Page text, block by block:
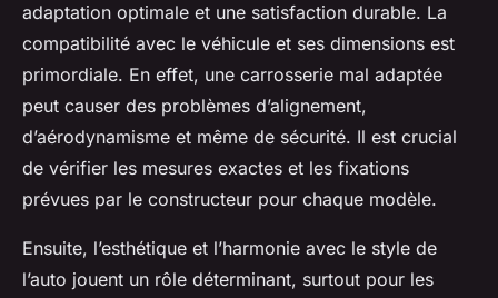
adaptation optimale et une satisfaction durable. La
compatibilité avec le véhicule et ses dimensions est
primordiale. En effet, une carrosserie mal adaptée
peut causer des problèmes d’alignement,
d’aérodynamisme et même de sécurité. Il est crucial
de vérifier les mesures exactes et les fixations
prévues par le constructeur pour chaque modèle.
Ensuite, l’esthétique et l’harmonie avec le style de
l’auto jouent un rôle déterminant, surtout pour les